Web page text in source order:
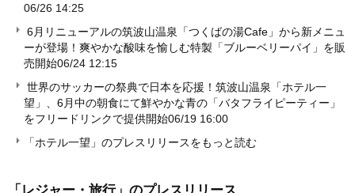
06/26 14:25
6月リニューアルの筑波山温泉「つくばの湯Cafe」から新メニュ
ーが登場！爽やかな酸味を愉しむ特製「ブルーベリーパイ」を販
売開始06/24 12:15
世界のサッカーの祭典で日本を応援！筑波山温泉「ホテル一
望」、6月中の朝食にて鮮やかな青の「バタフライピーティー」
をフリードリンクで提供開始06/19 16:00
「ホテル一望」のプレスリリースをもっと読む